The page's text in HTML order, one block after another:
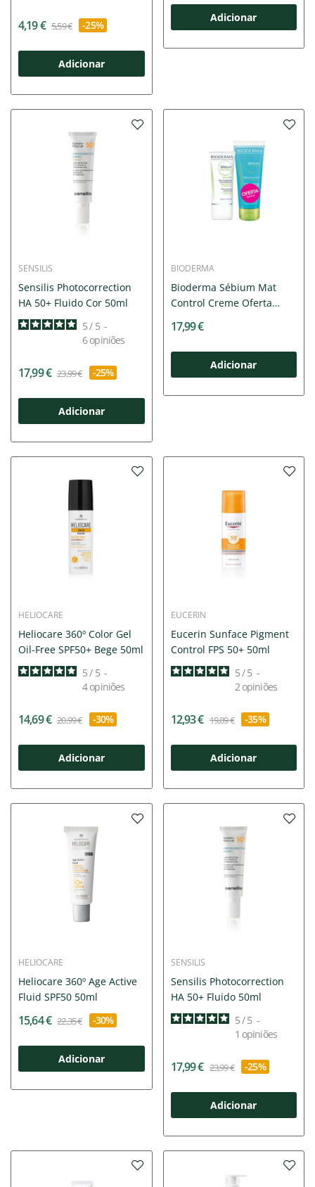
4,19 € 5,59 € -25%
Adicionar
Adicionar
SENSILIS
Sensilis Photocorrection
HA 50+ Fluido Cor 50ml
5/ 5 -
6opiniões
17,99 € 23,99 € -25%
Adicionar
BIODERMA
Bioderma Sébium Mat
Control Creme Oferta
17,99 €
Adicionar
HELIOCARE
Heliocare 360º Color Gel
Oil-Free SPF50+ Bege 50ml
5/ 5 -
4opiniões
14,69 € 20,99 € -30%
Adicionar
EUCERIN
Eucerin Sunface Pigment
Control FPS 50+ 50ml
5/ 5 -
2opiniões
12,93 € 19,89 € -35%
Adicionar
HELIOCARE
Heliocare 360º Age Active
Fluid SPF50 50ml
15,64 € 22,35 € -30%
Adicionar
SENSILIS
Sensilis Photocorrection
HA 50+ Fluido 50ml
5/ 5 -
1 opiniões
17,99 € 23,99 € -25%
Adicionar